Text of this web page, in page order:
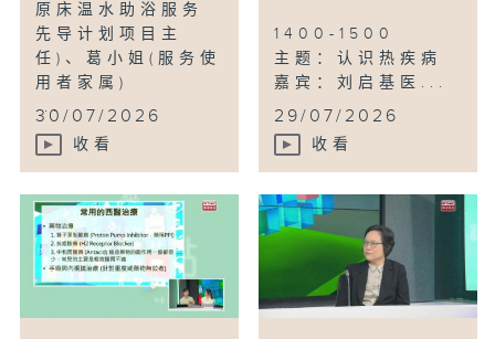
原床温水助浴服务
先导计划项目主
任)、葛小姐(服务使
用者家属)
...
30/07/2026
收看
1400-1500
主题：认识热疾病
嘉宾：刘启基医...
29/07/2026
收看